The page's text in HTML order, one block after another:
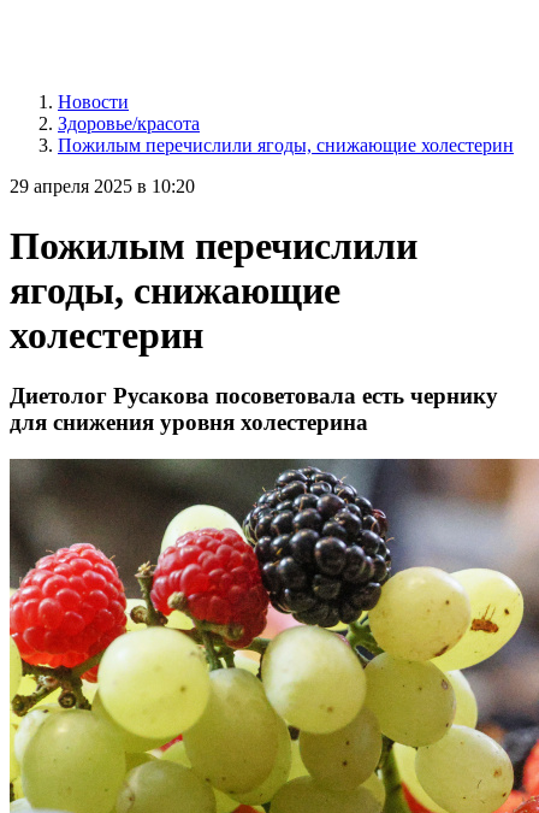
Новости
Здоровье/красота
Пожилым перечислили ягоды, снижающие холестерин
29 апреля 2025 в 10:20
Пожилым перечислили
ягоды, снижающие
холестерин
Диетолог Русакова посоветовала есть чернику
для снижения уровня холестерина